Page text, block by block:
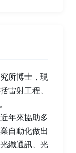
所博士，現
雷射工程、
年來協助多
自動化做出
纖通訊、光